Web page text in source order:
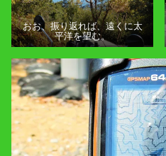
おお、振り返れば、遠くに太
平洋を望む。